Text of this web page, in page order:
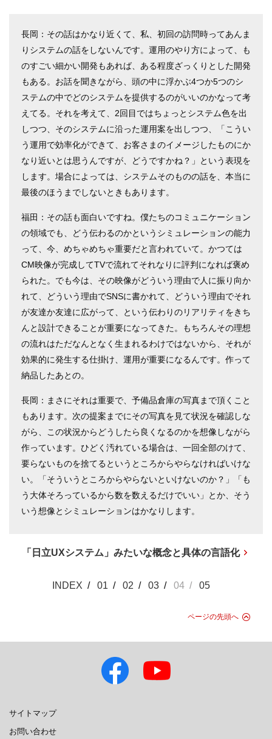
長岡：その話はかなり近くて、私、初回の訪問時ってあんま
りシステムの話をしないんです。運用のやり方によって、も
のすごい細かい開発もあれば、ある程度ざっくりとした開発
もある。お話を聞きながら、頭の中に浮かぶ4つか5つのシ
ステムの中でどのシステムを提供するのがいいのかなって考
えてる。それを考えて、2回目ではちょっとシステム色を出
しつつ、そのシステムに沿った運用案を出しつつ、「こうい
う運用で効率化ができて、お客さまのイメージしたものにか
なり近いとは思うんですが、どうですかね？」という表現を
します。場合によっては、システムそのものの話を、本当に
最後のほうまでしないときもあります。
福田：その話も面白いですね。僕たちのコミュニケーション
の領域でも、どう伝わるのかというシミュレーションの能力
って、今、めちゃめちゃ重要だと言われていて。かつては
CM映像が完成してTVで流れてそれなりに評判になれば褒め
られた。でも今は、その映像がどういう理由で人に振り向か
れて、どういう理由でSNSに書かれて、どういう理由でそれ
が友達か友達に広がって、という伝わりのリアリティをきち
んと設計できることが重要になってきた。もちろんその理想
の流れはただなんとなく生まれるわけではないから、それが
効果的に発生する仕掛け、運用が重要になるんです。作って
納品したあとの。
長岡：まさにそれは重要で、予備品倉庫の写真まで頂くこと
もあります。次の提案までにその写真を見て状況を確認しな
がら、この状況からどうしたら良くなるのかを想像しながら
作っています。ひどく汚れている場合は、一回全部のけて、
要らないものを捨てるというところからやらなければいけな
い。「そういうところからやらないといけないのか？」「も
う大体そろっているから数を数えるだけでいい」とか、そう
いう想像とシミュレーションはかなりします。
「日立UXシステム」みたいな概念と具体の言語化
INDEX 01 02 03 04 05
ページの先頭へ
サイトマップ
お問い合わせ